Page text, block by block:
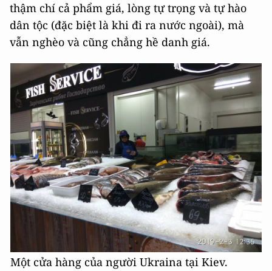
thậm chí cả phẩm giá, lòng tự trọng và tự hào
dân tộc (đặc biệt là khi đi ra nước ngoài), mà
vẫn nghèo và cũng chẳng hề danh giá.
Một cửa hàng của người Ukraina tại Kiev.